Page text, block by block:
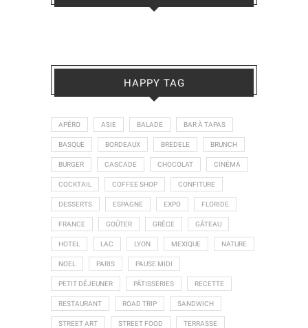
HAPPY TAG
APÉRO ASIE BALADE BAR À TAPAS
BASQUE BORDEAUX BREDELE BRUNCH
BURGER CASCADE CHOCOLAT CINÉMA
COCKTAIL COFFEE SHOP CONFITURE
DESSERTS ESPAGNE EXPO FLORIDE
FRANCE GOÛTER GRÈCE GÂTEAU
HOTEL LAC LYON MEXIQUE NATURE
NOEL PARIS PAUSE MIDI
PETIT DÉJEUNER PÂTISSERIES RECETTE
RESTAURANT ROAD TRIP SANDWICH
STREET ART STREET FOOD TERRASSE